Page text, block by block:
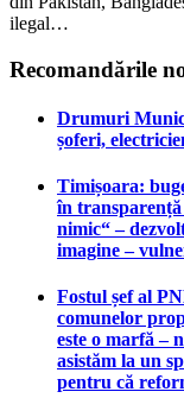
ilegal…
Recomandările
Drumuri
șoferi,
Timișoara:
în
nimic“ –
imagine –
Fostul șef al
comunelor
este o marfă –
asistăm la un
pentru că